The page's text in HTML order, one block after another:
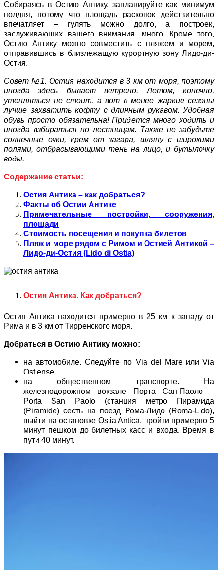
Собираясь в Остию Антику, запланируйте как минимум
полдня, потому что площадь раскопок действительно
впечатляет – гулять можно долго, а построек,
заслуживающих вашего внимания, много. Кроме того,
Остию Антику можно совместить с пляжем и морем,
отправившись в близлежащую курортную зону Лидо-ди-
Остия.
Совет №1. Остия находится в 3 км от моря, поэтому
иногда здесь бывает ветрено. Летом, конечно,
утепляться не стоит, а вот в менее жаркие сезоны
лучше захватить кофту с длинным рукавом. Удобная
обувь просто обязательна! Придется много ходить и
иногда взбираться по лестницам. Также не забудьте
солнечные очки, крем от загара, шляпу с широкими
полями, отбрасывающими тень на лицо, и бутылочку
воды.
Содержание статьи:
Остия Антика – как добраться?
Факты об Остии Антике
Примечательные постройки, сооружения,
площади
Стоимость посещения и покупка билетов
Пляж и море рядом с Римом и Остией Антикой –
Лидо-ди-Остия (Lido di Ostia)
Остия Антика. Как добраться?
Остия Антика находится примерно в 25 км к западу от
Рима и в 3 км от Тирренского моря.
Добраться в Остию Антику можно:
на автомобиле. Следуйте по Via del Mare или Via
Ostiense
на общественном транспорте. На
железнодорожном вокзале Порта Сан-Паоло –
Porta San Paolo (станция метро Пирамида
(Piramide) сесть на поезд Рома-Лидо (Roma-Lido),
выйти на остановке Ostia Antica, пройти примерно 5
минут пешком до билетных касс и входа. Время в
пути 40 минут.